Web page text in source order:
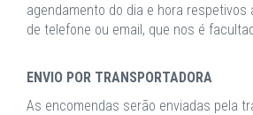
agendamento do dia e hora respetivos
de telefone ou email, que nos é
ENVIO POR TRANSPORTADORA
As encomendas serão enviadas pela